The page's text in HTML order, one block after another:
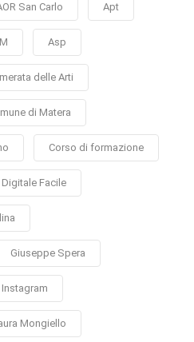
San Carlo Apt
Asp
delle Arti
di Matera
Corso di formazione
Digitale Facile
Giuseppe Spera
Instagram
Mongiello